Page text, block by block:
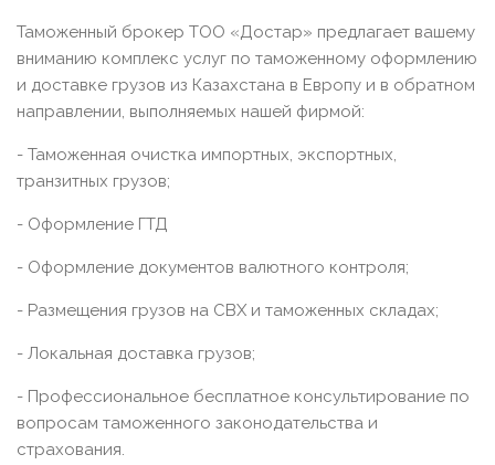
Таможенный брокер ТОО «Достар» предлагает вашему
вниманию комплекс услуг по таможенному оформлению
и доставке грузов из Казахстана в Европу и в обратном
направлении, выполняемых нашей фирмой:
- Таможенная очистка импортных, экспортных,
транзитных грузов;
- Оформление ГТД
- Оформление документов валютного контроля;
- Размещения грузов на СВХ и таможенных складах;
- Локальная доставка грузов;
- Профессиональное бесплатное консультирование по
вопросам таможенного законодательства и
страхования.